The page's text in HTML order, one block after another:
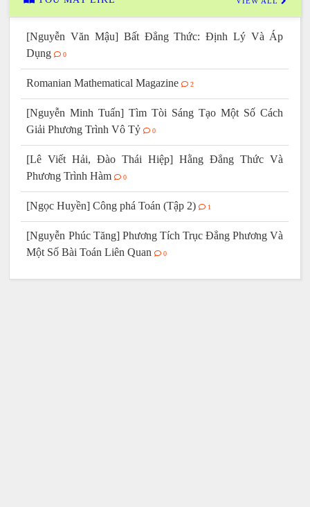
[Nguyễn Văn Mậu] Bất Đẳng Thức: Định Lý Và Áp
Dụng
0
Romanian Mathematical Magazine 2
[Nguyễn Minh Tuấn] Tìm Tòi Sáng Tạo Một Số Cách
Giải Phương Trình Vô Tỷ
0
[Lê Viết Hải, Đào Thái Hiệp] Hằng Đẳng Thức Và
Phương Trình Hàm
0
[Ngọc Huyền] Công phá Toán (Tập 2) 1
[Nguyễn Phúc Tăng] Phương Tích Trục Đẳng Phương Và
Một Số Bài Toán Liên Quan
0